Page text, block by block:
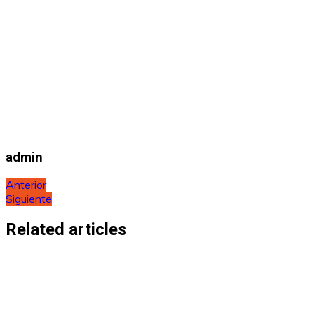
admin
Navegación
de
entradas
Anterior
Siguiente
Related articles